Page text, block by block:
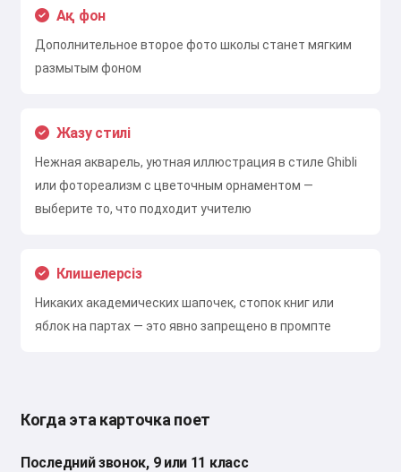
Ақ фон
Дополнительное второе фото школы станет мягким
размытым фоном
Жазу стилі
Нежная акварель, уютная иллюстрация в стиле Ghibli
или фотореализм с цветочным орнаментом —
выберите то, что подходит учителю
Клишелерсіз
Никаких академических шапочек, стопок книг или
яблок на партах — это явно запрещено в промпте
Когда эта карточка поет
Последний звонок, 9 или 11 класс
Мен қабылдаймын:
Құпиялылық саясаты